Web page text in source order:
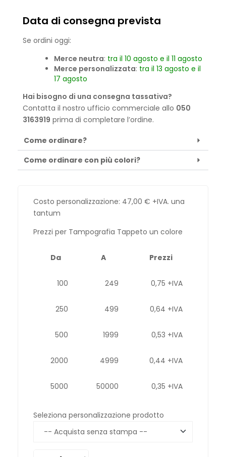
Data di consegna prevista
Se ordini oggi:
Merce neutra: tra il 10 agosto e il 11 agosto
Merce personalizzata: tra il 13 agosto e il
17 agosto
Hai bisogno di una consegna tassativa?
Contatta il nostro ufficio commerciale allo 050
3163919 prima di completare l’ordine.
Come ordinare?
Come ordinare con più colori?
Costo personalizzazione: 47,00 € +IVA. una
tantum
Prezzi per Tampografia Tappeto un colore
Da A Prezzi
100 249 0,75 +IVA
250 499 0,64 +IVA
500 1999 0,53 +IVA
2000 4999 0,44 +IVA
5000 50000 0,35 +IVA
Seleziona personalizzazione prodotto